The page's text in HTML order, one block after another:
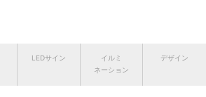
LEDサイン
イルミ
ネーション
デザイン